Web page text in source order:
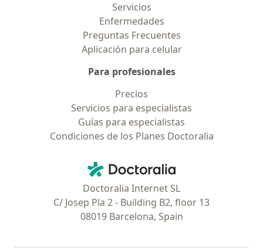
Servicios
Enfermedades
Preguntas Frecuentes
Aplicación para celular
Para profesionales
Precios
Servicios para especialistas
Guías para especialistas
Condiciones de los Planes Doctoralia
Doctoralia - Página de inicio
Doctoralia Internet SL
C/ Josep Pla 2 - Building B2, floor 13
08019 Barcelona, Spain